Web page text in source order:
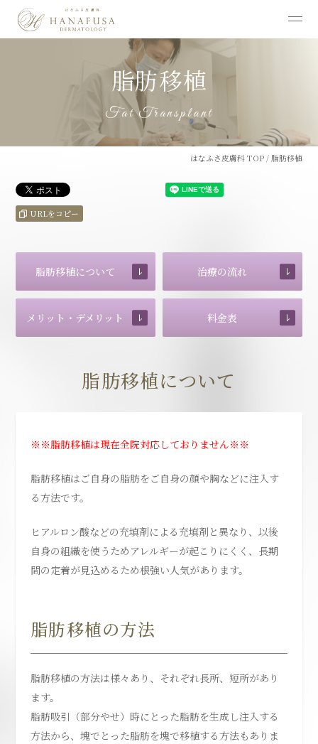
脂肪移植
Fat Transplant
はなふさ皮膚科 TOP /脂肪移植
URLをコピー
脂肪移植について 治療の流れ
メリット・デメリット 料金表
脂肪移植について
※※脂肪移植は現在全院対応しておりません※※
脂肪移植はご自身の脂肪をご自身の顔や胸などに注入す
る方法です。
ヒアルロン酸などの充填剤による充填剤と異なり、以後
自身の組織を使うためアレルギーが起こりにくく、長期
間の定着が見込めるため根強い人気があります。
脂肪移植の方法
脂肪移植の方法は様々あり、それぞれ長所、短所があり
ます。
脂肪吸引（部分やせ）時にとった脂肪を生成し注入する
方法から、塊でとった脂肪を塊で移植する方法もありま